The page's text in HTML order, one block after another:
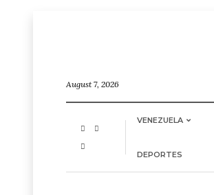
August 7, 2026
VENEZUELA
DEPORTES